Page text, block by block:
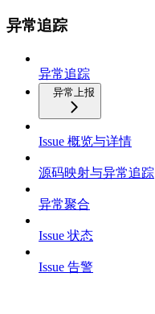
异常追踪
异常追踪
异常上报
Issue 概览与详情
源码映射与异常追踪
异常聚合
Issue 状态
Issue 告警